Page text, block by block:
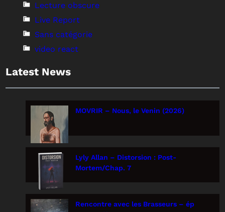
Lecture obscure
Live Report
Sans catégorie
video react
Latest News
MOVRIR – Nous, le Venin (2026)
Lyly Allan – Distorsion : Post-
Mortem/Chap. 7
Rencontre avec les Brasseurs – ép